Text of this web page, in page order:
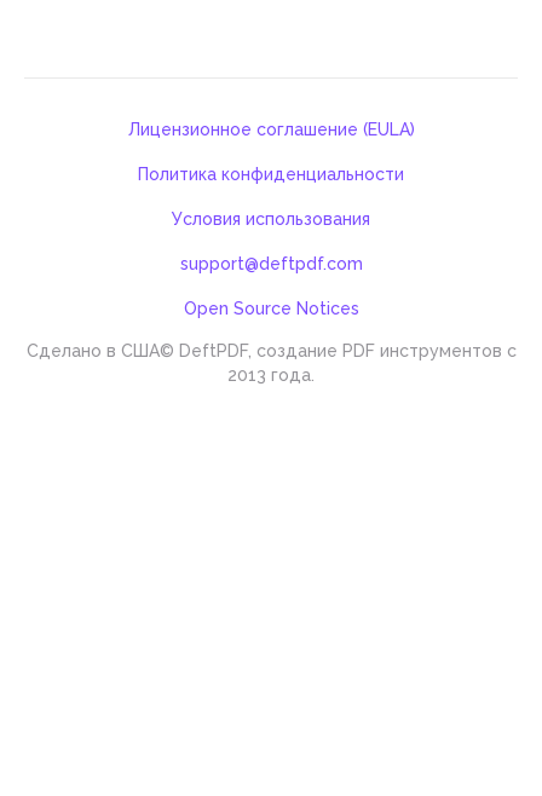
Сделано в США© DeftPDF, создание PDF инструментов с
2013 года.
Лицензионное соглашение (EULA)
Политика конфиденциальности
Условия использования
support@deftpdf.com
Open Source Notices